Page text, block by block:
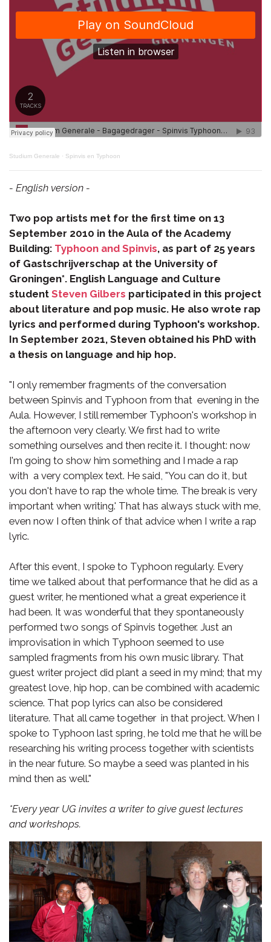
Studium Generale · Spinvis en Typhoon
- English version -
Two pop artists met for the first time on 13
September 2010 in the Aula of the Academy
Building: Typhoon and Spinvis, as part of 25 years
of Gastschrijverschap at the University of
Groningen*. English Language and Culture
student Steven Gilbers participated in this project
about literature and pop music. He also wrote rap
lyrics and performed during Typhoon's workshop.
In September 2021, Steven obtained his PhD with
a thesis on language and hip hop.
"I only remember fragments of the conversation
between Spinvis and Typhoon from that evening in the
Aula. However, I still remember Typhoon's workshop in
the afternoon very clearly. We first had to write
something ourselves and then recite it. I thought: now
I'm going to show him something and I made a rap
with a very complex text. He said, "You can do it, but
you don't have to rap the whole time. The break is very
important when writing.' That has always stuck with me,
even now I often think of that advice when I write a rap
lyric.
After this event, I spoke to Typhoon regularly. Every
time we talked about that performance that he did as a
guest writer, he mentioned what a great experience it
had been. It was wonderful that they spontaneously
performed two songs of Spinvis together. Just an
improvisation in which Typhoon seemed to use
sampled fragments from his own music library. That
guest writer project did plant a seed in my mind; that my
greatest love, hip hop, can be combined with academic
science. That pop lyrics can also be considered
literature. That all came together in that project. When I
spoke to Typhoon last spring, he told me that he will be
researching his writing process together with scientists
in the near future. So maybe a seed was planted in his
mind then as well."
*Every year UG invites a writer to give guest lectures
and workshops.